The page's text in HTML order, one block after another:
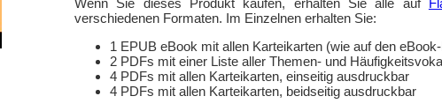
Wenn Sie dieses Produkt kaufen, erhalten Sie alle auf
verschiedenen Formaten. Im Einzelnen erhalten Sie:
1 EPUB eBook mit allen Karteikarten (wie auf den
2 PDFs mit einer Liste aller Themen- und
4 PDFs mit allen Karteikarten, einseitig ausdruckbar
4 PDFs mit allen Karteikarten, beidseitig ausdruckbar